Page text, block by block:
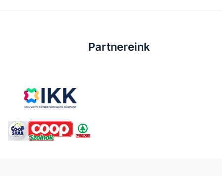
Partnereink